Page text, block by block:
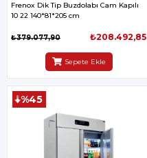
Frenox Dik Tip Buzdolabı Cam Kapılı
10 22 140*81*205 cm
₺208.492,85
₺379.077,90
Sepete Ekle
%45